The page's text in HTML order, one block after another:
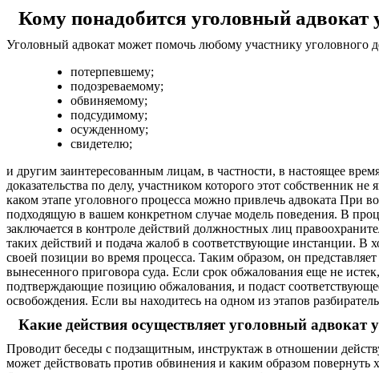
Кому понадобится уголовный адвокат
Уголовный адвокат может помочь любому участнику уголовного
потерпевшему;
подозреваемому;
обвиняемому;
подсудимому;
осужденному;
свидетелю;
и другим заинтересованным лицам, в частности, в настоящее
доказательства по делу, участником которого этот собственник
каком этапе уголовного процесса можно привлечь адвоката При
подходящую в вашем конкретном случае модель поведения. В
заключается в контроле действий должностных лиц
таких действий и подача жалоб в соответствующие инстанции. В
своей позиции во время процесса. Таким образом, он
вынесенного приговора суда. Если срок обжалования еще не
подтверждающие позицию обжалования, и подаст
освобождения. Если вы находитесь на одном из этапов
Какие действия осуществляет уголовный адвокат
Проводит беседы с подзащитным, инструктаж в отношении
может действовать против обвинения и каким образом